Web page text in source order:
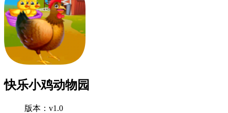
快乐小鸡动物园
版本：v1.0